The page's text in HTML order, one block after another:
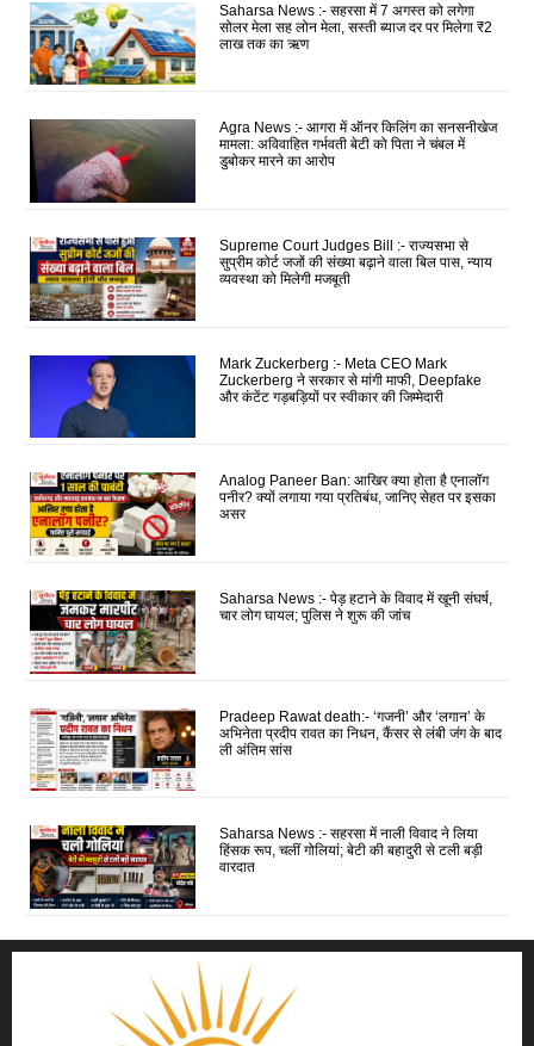
Saharsa News :- सहरसा में 7 अगस्त को लगेगा
सोलर मेला सह लोन मेला, सस्ती ब्याज दर पर मिलेगा ₹2
लाख तक का ऋण
Agra News :- आगरा में ऑनर किलिंग का सनसनीखेज
मामला: अविवाहित गर्भवती बेटी को पिता ने चंबल में
डुबोकर मारने का आरोप
Supreme Court Judges Bill :- राज्यसभा से
सुप्रीम कोर्ट जजों की संख्या बढ़ाने वाला बिल पास, न्याय
व्यवस्था को मिलेगी मजबूती
Mark Zuckerberg :- Meta CEO Mark
Zuckerberg ने सरकार से मांगी माफी, Deepfake
और कंटेंट गड़बड़ियों पर स्वीकार की जिम्मेदारी
Analog Paneer Ban: आखिर क्या होता है एनालॉग
पनीर? क्यों लगाया गया प्रतिबंध, जानिए सेहत पर इसका
असर
Saharsa News :- पेड़ हटाने के विवाद में खूनी संघर्ष,
चार लोग घायल; पुलिस ने शुरू की जांच
Pradeep Rawat death:- ‘गजनी’ और ‘लगान’ के
अभिनेता प्रदीप रावत का निधन, कैंसर से लंबी जंग के बाद
ली अंतिम सांस
Saharsa News :- सहरसा में नाली विवाद ने लिया
हिंसक रूप, चलीं गोलियां; बेटी की बहादुरी से टली बड़ी
वारदात